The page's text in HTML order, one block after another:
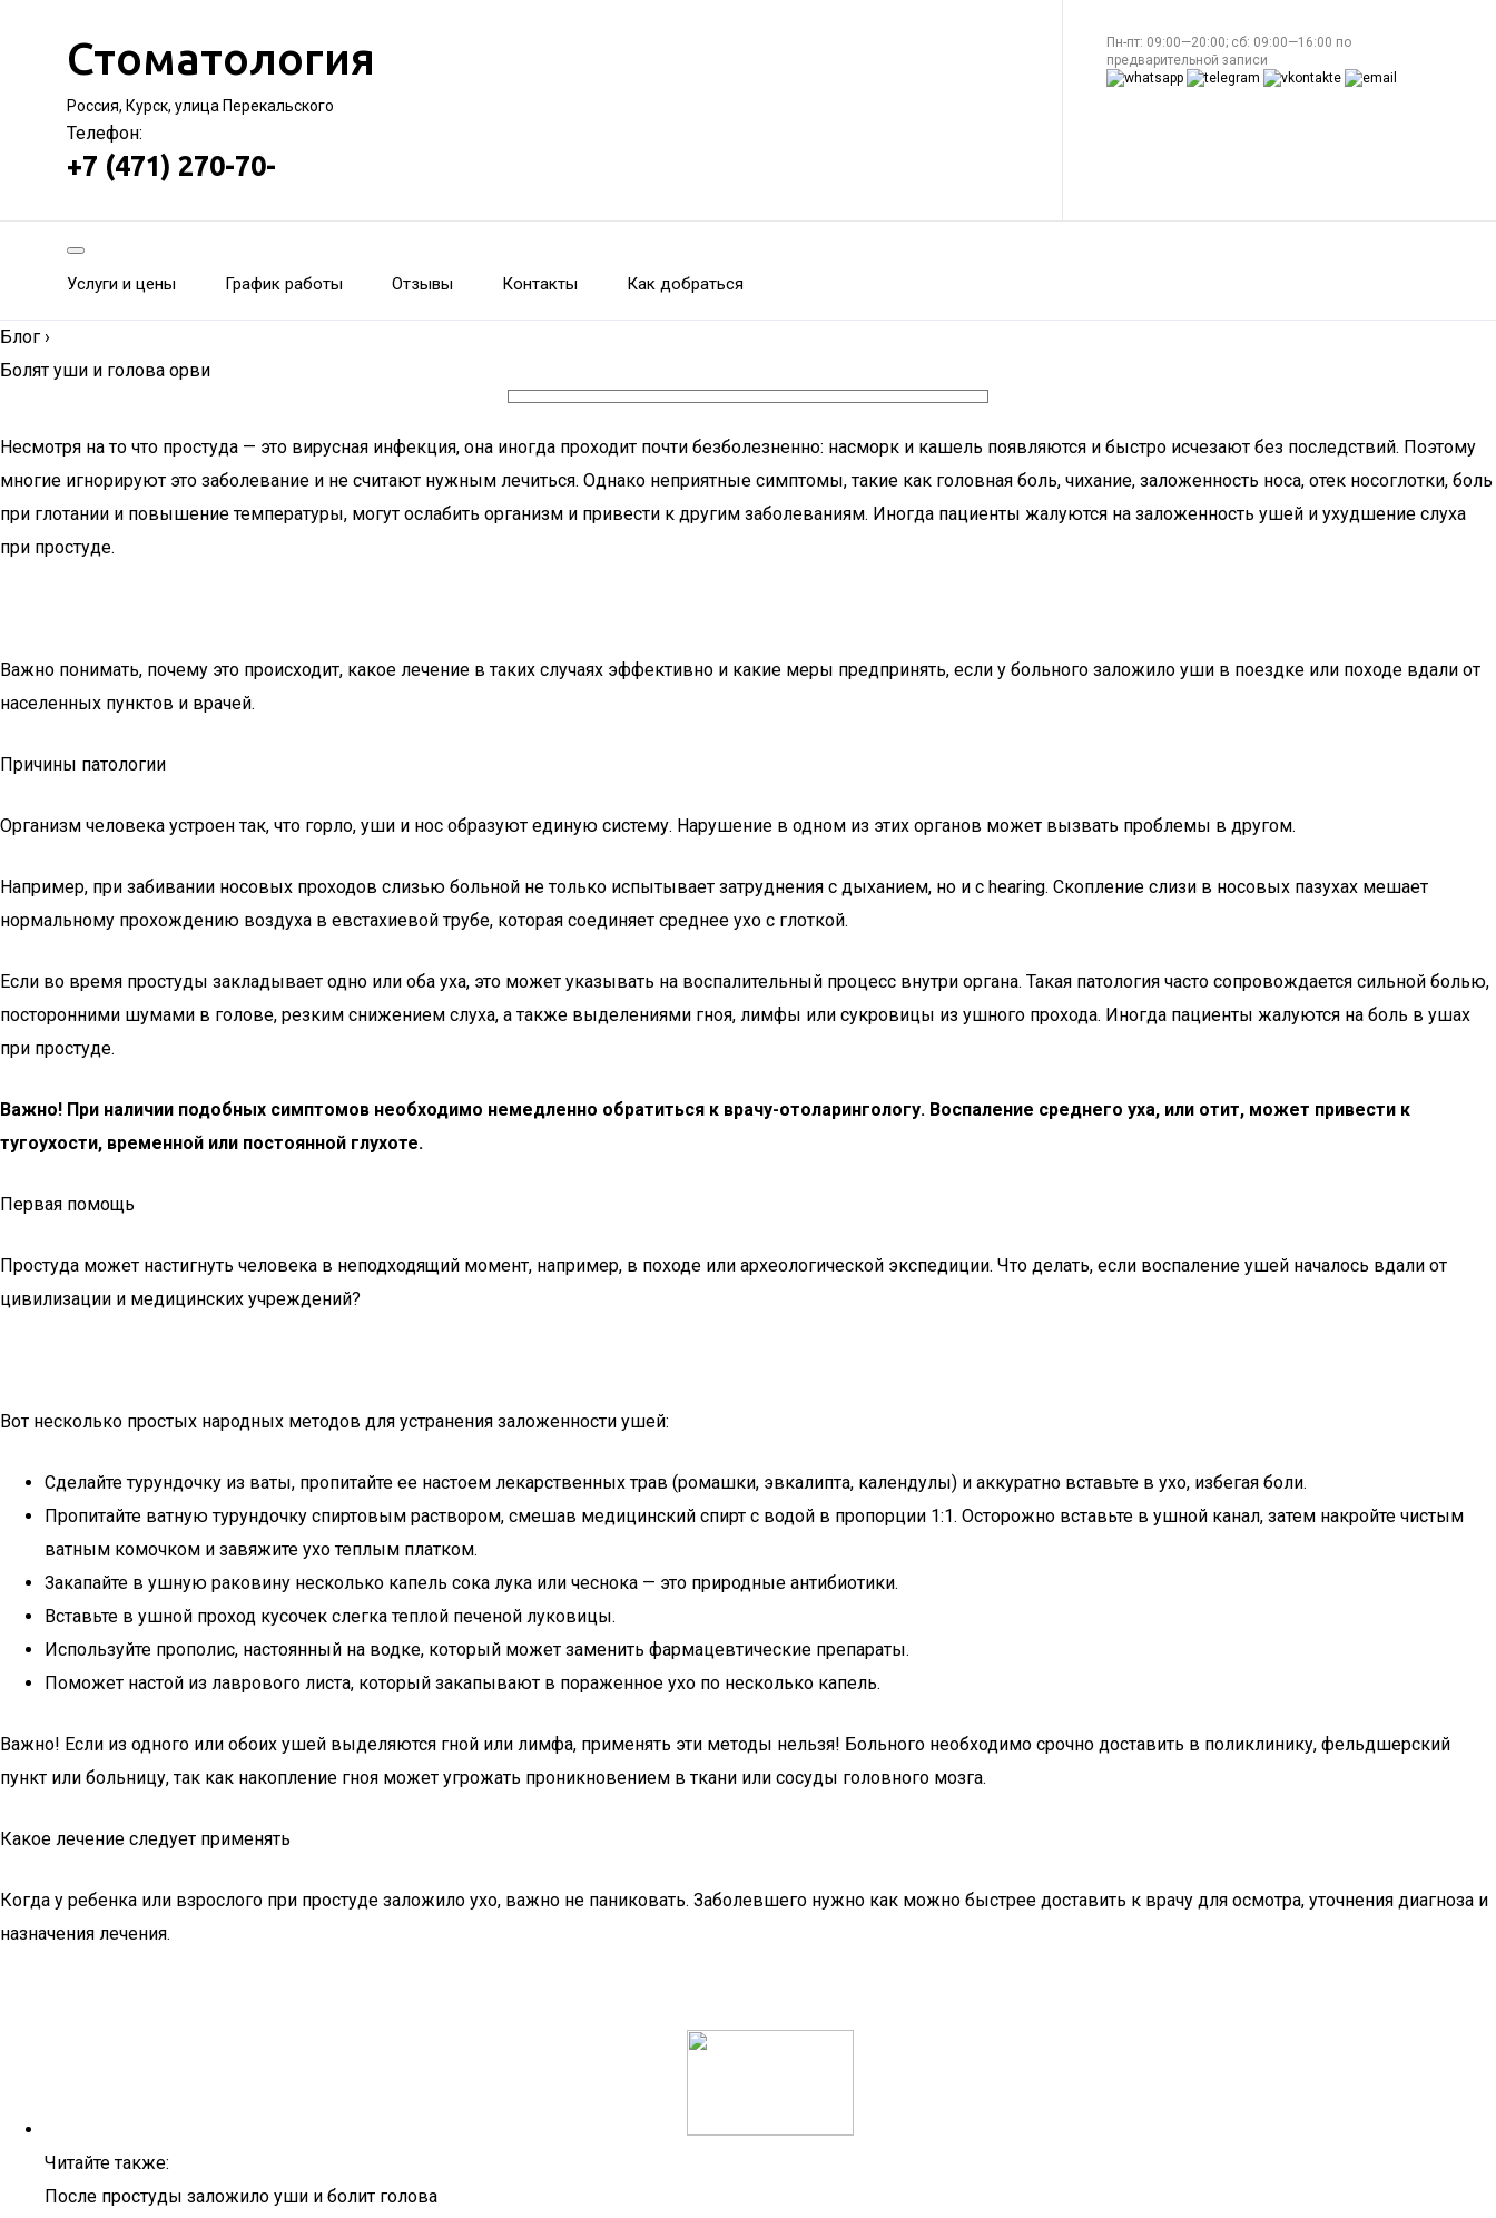
Стоматология
Россия, Курск, улица Перекальского
Телефон:
+7 (471) 270-70-
Пн-пт: 09:00—20:00; сб: 09:00—16:00 по
предварительной записи
Услуги и цены График работы Отзывы Контакты Как добраться
Блог ›
Болят уши и голова орви
Несмотря на то что простуда — это вирусная инфекция, она иногда проходит почти безболезненно: насморк и кашель появляются и быстро исчезают без последствий. Поэтому
многие игнорируют это заболевание и не считают нужным лечиться. Однако неприятные симптомы, такие как головная боль, чихание, заложенность носа, отек носоглотки, боль
при глотании и повышение температуры, могут ослабить организм и привести к другим заболеваниям. Иногда пациенты жалуются на заложенность ушей и ухудшение слуха
при простуде.
Важно понимать, почему это происходит, какое лечение в таких случаях эффективно и какие меры предпринять, если у больного заложило уши в поездке или походе вдали от
населенных пунктов и врачей.
Причины патологии
Организм человека устроен так, что горло, уши и нос образуют единую систему. Нарушение в одном из этих органов может вызвать проблемы в другом.
Например, при забивании носовых проходов слизью больной не только испытывает затруднения с дыханием, но и с hearing. Скопление слизи в носовых пазухах мешает
нормальному прохождению воздуха в евстахиевой трубе, которая соединяет среднее ухо с глоткой.
Если во время простуды закладывает одно или оба уха, это может указывать на воспалительный процесс внутри органа. Такая патология часто сопровождается сильной болью,
посторонними шумами в голове, резким снижением слуха, а также выделениями гноя, лимфы или сукровицы из ушного прохода. Иногда пациенты жалуются на боль в ушах
при простуде.
Важно! При наличии подобных симптомов необходимо немедленно обратиться к врачу-отоларингологу. Воспаление среднего уха, или отит, может привести к
тугоухости, временной или постоянной глухоте.
Первая помощь
Простуда может настигнуть человека в неподходящий момент, например, в походе или археологической экспедиции. Что делать, если воспаление ушей началось вдали от
цивилизации и медицинских учреждений?
Вот несколько простых народных методов для устранения заложенности ушей:
Сделайте турундочку из ваты, пропитайте ее настоем лекарственных трав (ромашки, эвкалипта, календулы) и аккуратно вставьте в ухо, избегая боли.
Пропитайте ватную турундочку спиртовым раствором, смешав медицинский спирт с водой в пропорции 1:1. Осторожно вставьте в ушной канал, затем накройте чистым
ватным комочком и завяжите ухо теплым платком.
Закапайте в ушную раковину несколько капель сока лука или чеснока — это природные антибиотики.
Вставьте в ушной проход кусочек слегка теплой печеной луковицы.
Используйте прополис, настоянный на водке, который может заменить фармацевтические препараты.
Поможет настой из лаврового листа, который закапывают в пораженное ухо по несколько капель.
Важно! Если из одного или обоих ушей выделяются гной или лимфа, применять эти методы нельзя! Больного необходимо срочно доставить в поликлинику, фельдшерский
пункт или больницу, так как накопление гноя может угрожать проникновением в ткани или сосуды головного мозга.
Какое лечение следует применять
Когда у ребенка или взрослого при простуде заложило ухо, важно не паниковать. Заболевшего нужно как можно быстрее доставить к врачу для осмотра, уточнения диагноза и
назначения лечения.
Читайте также:
После простуды заложило уши и болит голова